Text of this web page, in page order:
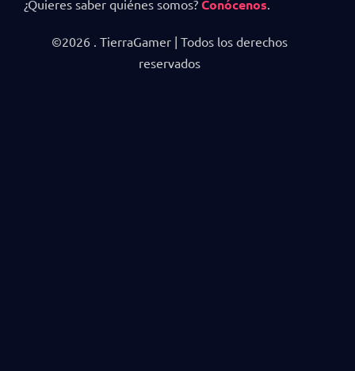
¿Quieres saber quiénes somos? Conócenos
©2026 . TierraGamer | Todos los derechos
reservados